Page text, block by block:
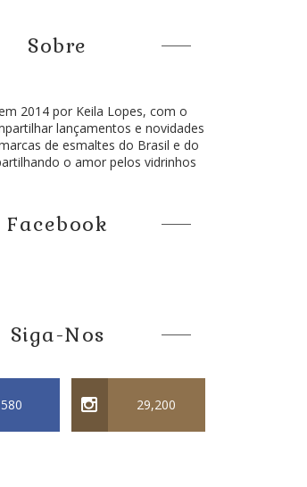
Sobre
2014 por Keila Lopes, com o
lançamentos e novidades
de esmaltes do Brasil e do
o amor pelos vidrinhos
Facebook
Siga-Nos
580 29,200